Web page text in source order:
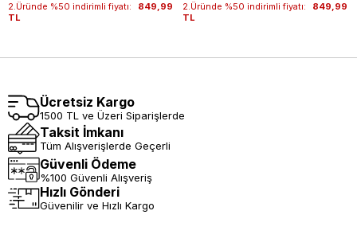
2.Üründe %50 indirimli fiyatı:
849,99
TL
2.Üründe %50 indirimli fiyatı:
849,99
TL
Ücretsiz Kargo
1500 TL ve Üzeri Siparişlerde
Taksit İmkanı
Tüm Alışverişlerde Geçerli
Güvenli Ödeme
%100 Güvenli Alışveriş
Hızlı Gönderi
Güvenilir ve Hızlı Kargo